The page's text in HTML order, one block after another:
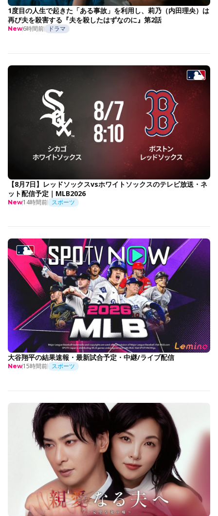
1度目の人生で起きた「ある事故」を利用し、莉乃（内田理央）は
再び夫を殺害する『夫を殺したはずなのに』第2話
New6時間前 ドラマ
【8月7日】レッドソックスvsホワイトソックスのテレビ放送・ネ
ット配信予定｜MLB2026
New14時間前 スポーツ
大谷翔平の結果速報・最新試合予定・中継/ライブ配信
New15時間前 スポーツ